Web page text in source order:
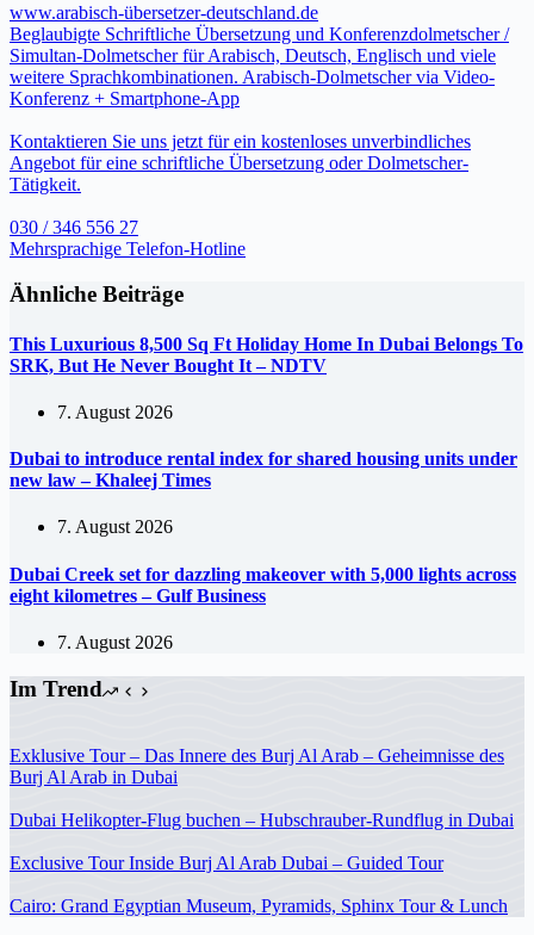
www.arabisch-übersetzer-deutschland.de
Beglaubigte Schriftliche Übersetzung und Konferenzdolmetscher /
Simultan-Dolmetscher für Arabisch, Deutsch, Englisch und viele
weitere Sprachkombinationen. Arabisch-Dolmetscher via Video-
Konferenz + Smartphone-App
Kontaktieren Sie uns jetzt für ein kostenloses unverbindliches
Angebot für eine schriftliche Übersetzung oder Dolmetscher-
Tätigkeit.
030 / 346 556 27
Mehrsprachige Telefon-Hotline
Ähnliche Beiträge
This Luxurious 8,500 Sq Ft Holiday Home In Dubai Belongs To
SRK, But He Never Bought It – NDTV
7. August 2026
Dubai to introduce rental index for shared housing units under
new law – Khaleej Times
7. August 2026
Dubai Creek set for dazzling makeover with 5,000 lights across
eight kilometres – Gulf Business
7. August 2026
Im Trend
Exklusive Tour – Das Innere des Burj Al Arab – Geheimnisse des
Burj Al Arab in Dubai
Dubai Helikopter-Flug buchen – Hubschrauber-Rundflug in Dubai
Exclusive Tour Inside Burj Al Arab Dubai – Guided Tour
Cairo: Grand Egyptian Museum, Pyramids, Sphinx Tour & Lunch